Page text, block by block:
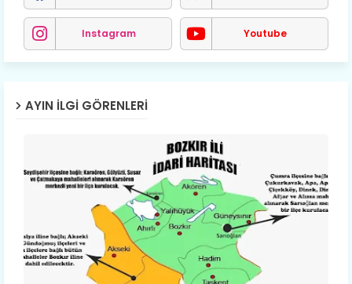
Instagram Youtube
AYIN İLGI GÖRENLERI